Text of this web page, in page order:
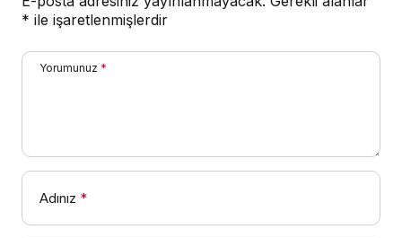
* ile işaretlenmişlerdir
Yorumunuz *
Adınız *